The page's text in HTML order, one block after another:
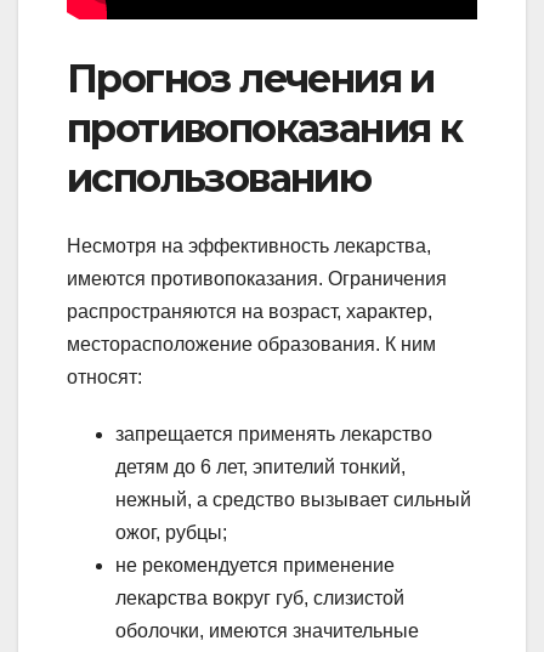
Прогноз лечения и
противопоказания к
использованию
Несмотря на эффективность лекарства,
имеются противопоказания. Ограничения
распространяются на возраст, характер,
месторасположение образования. К ним
относят:
запрещается применять лекарство
детям до 6 лет, эпителий тонкий,
нежный, а средство вызывает сильный
ожог, рубцы;
не рекомендуется применение
лекарства вокруг губ, слизистой
оболочки, имеются значительные